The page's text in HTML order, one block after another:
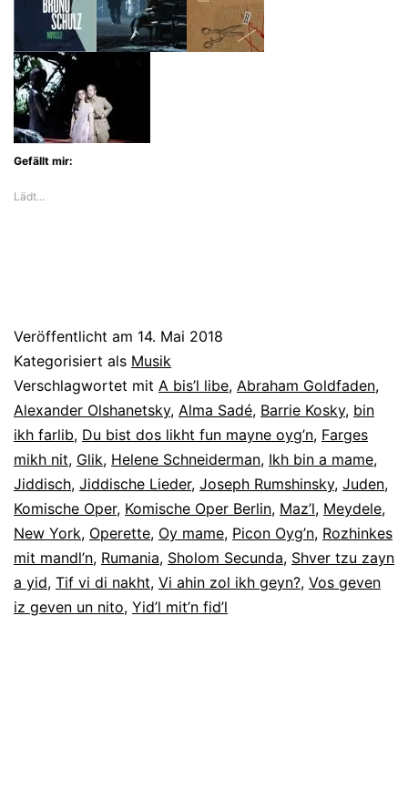
jiddische
Operette
New
Yorks
Gefällt mir:
Lädt…
Veröffentlicht am 14. Mai 2018
Kategorisiert als Musik
Verschlagwortet mit A bis’l libe, Abraham Goldfaden,
Alexander Olshanetsky, Alma Sadé, Barrie Kosky, bin
ikh farlib, Du bist dos likht fun mayne oyg’n, Farges
mikh nit, Glik, Helene Schneiderman, Ikh bin a mame,
Jiddisch, Jiddische Lieder, Joseph Rumshinsky, Juden,
Komische Oper, Komische Oper Berlin, Maz’l, Meydele,
New York, Operette, Oy mame, Picon Oyg’n, Rozhinkes
mit mandl’n, Rumania, Sholom Secunda, Shver tzu zayn
a yid, Tif vi di nakht, Vi ahin zol ikh geyn?, Vos geven
iz geven un nito, Yid’l mit’n fid’l